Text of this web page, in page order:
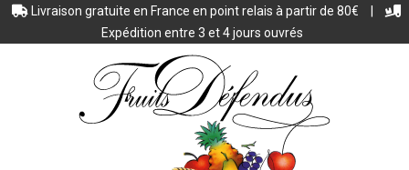
Livraison gratuite en France en point relais à partir de 80€
Expédition entre 3 et 4 jours ouvrés